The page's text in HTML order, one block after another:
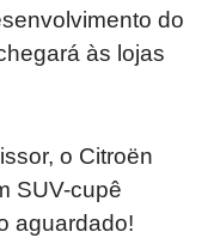
do
às lojas
o Citroën
SUV-cupê
aguardado!